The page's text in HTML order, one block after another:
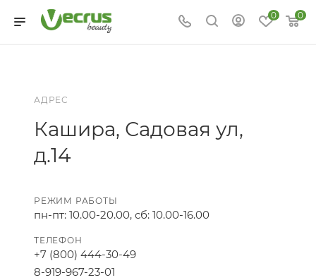
0 0
АДРЕС
Кашира, Садовая ул,
д.14
РЕЖИМ РАБОТЫ
пн-пт: 10.00-20.00, сб: 10.00-16.00
ТЕЛЕФОН
+7 (800) 444-30-49
8-919-967-23-01